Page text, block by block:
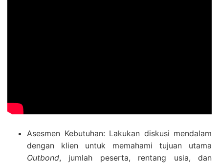
Asesmen Kebutuhan: Lakukan diskusi mendalam
dengan klien untuk memahami tujuan utama
Outbond, jumlah peserta, rentang usia, dan